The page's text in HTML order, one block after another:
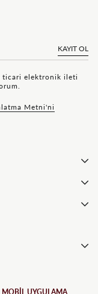
KAYIT OL
ticari elektronik ileti
Metni'ni
MOBİL UYGULAMA